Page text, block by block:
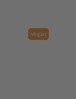
Vegan